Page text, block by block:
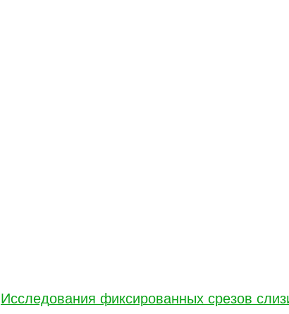
Исследования фиксированных срезов